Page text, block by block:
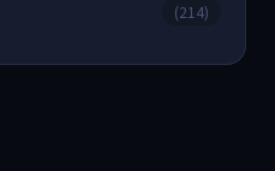
(214)